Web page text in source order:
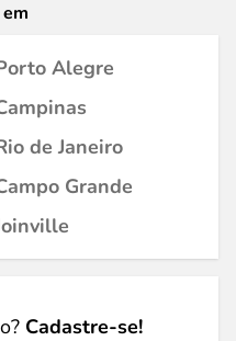
Alegre
de Janeiro
Grande
Cadastre-se!